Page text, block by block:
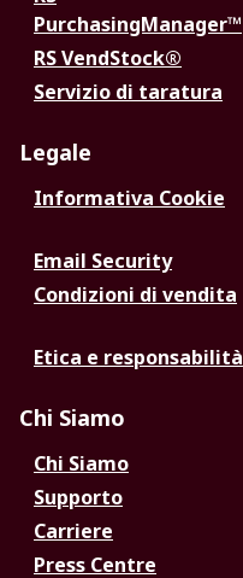
PurchasingManager™
RS VendStock®
Servizio di taratura
Legale
Informativa Cookie
Email Security
Condizioni di vendita
Etica e responsabilità
Chi Siamo
Chi Siamo
Supporto
Carriere
Press Centre